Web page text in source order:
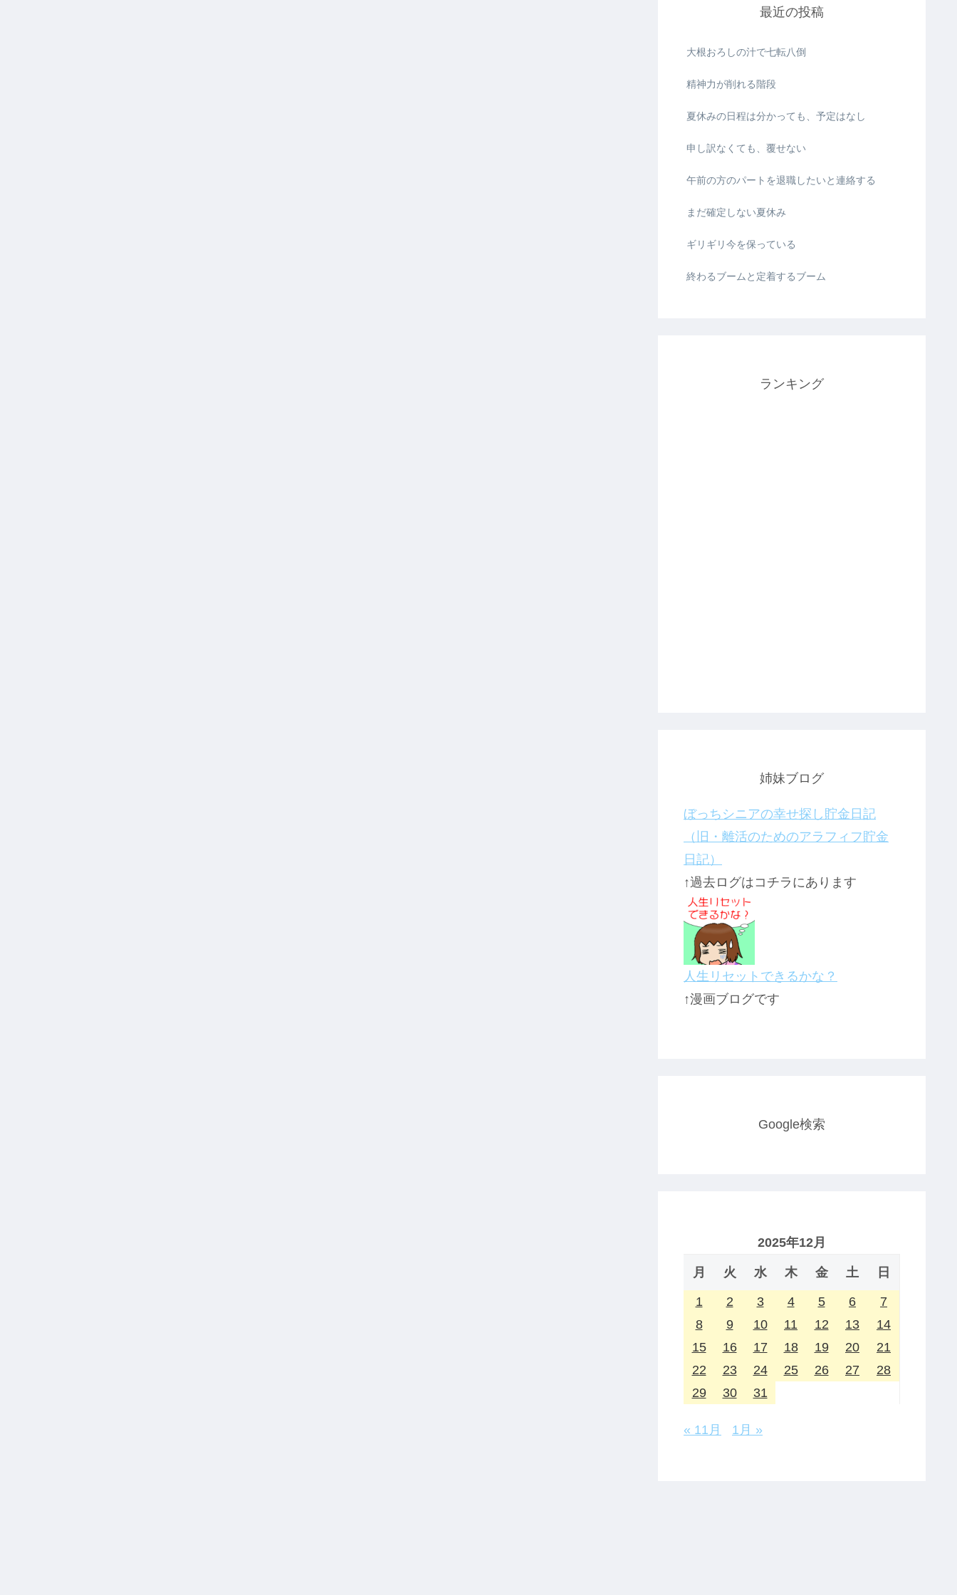
最近の投稿
大根おろしの汁で七転八倒
精神力が削れる階段
夏休みの日程は分かっても、予定はなし
申し訳なくても、覆せない
午前の方のパートを退職したいと連絡する
まだ確定しない夏休み
ギリギリ今を保っている
終わるブームと定着するブーム
ランキング
姉妹ブログ
ぼっちシニアの幸せ探し貯金日記
（旧・離活のためのアラフィフ貯金
日記）
↑過去ログはコチラにあります
人生リセットできるかな？
↑漫画ブログです
Google検索
2025年12月
月 火 水 木 金 土 日
1 2 3 4 5 6
7
8
9 10 11 12 13
14
15
16 17 18 19 20
21
22
23 24 25 26 27
28
29
30 31
« 11月 1月 »